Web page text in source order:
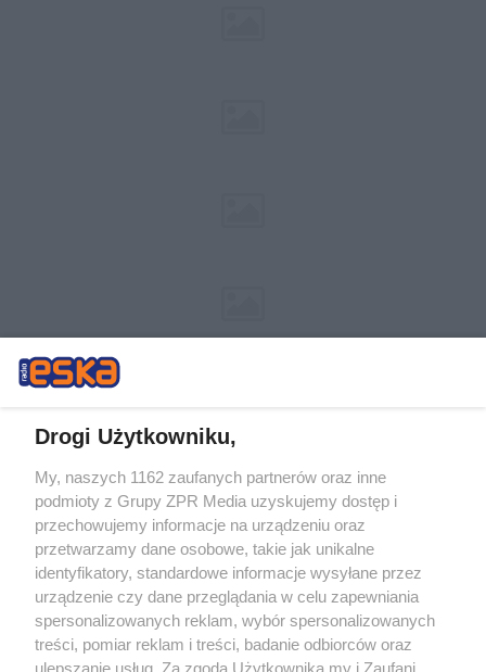
Żaden utwór zamieszczony w serwisie nie może być powielany i
rozpowszechniany lub dalej rozpowszechniany w jakikolwiek sposób (w
tym także elektroniczny lub mechaniczny) na jakimkolwiek polu
eksploatacji w jakiejkolwiek formie, włącznie z umieszczaniem w
Internecie bez pisemnej zgody właściciela praw. Jakiekolwiek użycie lub
wykorzystanie utworów w całości lub w części z naruszeniem prawa,
tzn. bez właściwej zgody, jest zabronione pod groźbą kary i może być
ścigane prawnie.
Drogi Użytkowniku,
My, naszych 1162 zaufanych partnerów oraz inne
podmioty z Grupy ZPR Media uzyskujemy dostęp i
przechowujemy informacje na urządzeniu oraz
przetwarzamy dane osobowe, takie jak unikalne
identyfikatory, standardowe informacje wysyłane przez
urządzenie czy dane przeglądania w celu zapewniania
spersonalizowanych reklam, wybór spersonalizowanych
treści, pomiar reklam i treści, badanie odbiorców oraz
ulepszanie usług. Za zgodą Użytkownika my i Zaufani